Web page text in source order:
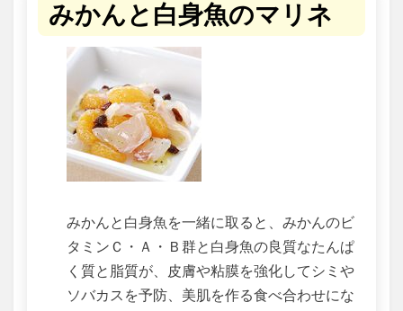
みかんと白身魚のマリネ
みかんと白身魚を一緒に取ると、みかんのビ
タミンＣ・Ａ・Ｂ群と白身魚の良質なたんぱ
く質と脂質が、皮膚や粘膜を強化してシミや
ソバカスを予防、美肌を作る食べ合わせにな